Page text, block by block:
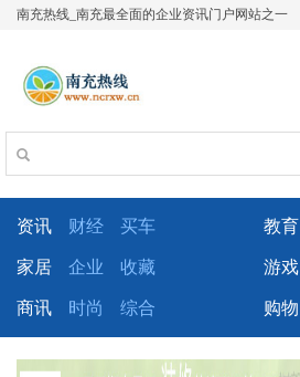
南充热线_南充最全面的企业资讯门户网站之一
资讯 财经 买车 教育
家居 企业 收藏 游戏
商讯 时尚 综合 购物